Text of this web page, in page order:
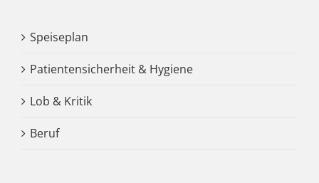
Speiseplan
Patientensicherheit & Hygiene
Lob & Kritik
Beruf